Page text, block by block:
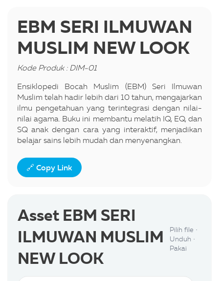
EBM SERI ILMUWAN
MUSLIM NEW LOOK
Kode Produk : DIM-01
Ensiklopedi Bocah Muslim (EBM) Seri Ilmuwan
Muslim telah hadir lebih dari 10 tahun, mengajarkan
ilmu pengetahuan yang terintegrasi dengan nilai-
nilai agama. Buku ini membantu melatih IQ, EQ, dan
SQ anak dengan cara yang interaktif, menjadikan
belajar sains lebih mudah dan menyenangkan.
🔗 Copy Link
Asset EBM SERI
ILMUWAN MUSLIM
NEW LOOK
Pilih file •
Unduh •
Pakai